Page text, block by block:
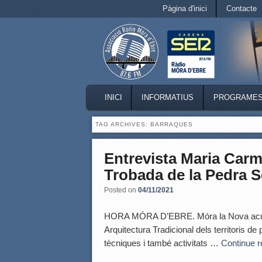
Pàgina d'inici Contacte
MAIN MENU
SKIP TO PRIMARY CONTENT
SKIP TO SECONDARY CONTENT
INICI INFORMATIUS PROGRAMES
TAG ARCHIVES: BARRAQUES
Entrevista Maria
Trobada de la Pedra
Posted on 04/11/2021
HORA MÓRA D’EBRE. Móra la Nova
Arquitectura Tradicional dels territoris
tècniques i també activitats … Continue